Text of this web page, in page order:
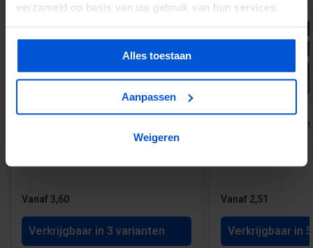
verzameld op basis van uw gebruik van hun services.
Alles toestaan
Aanpassen
Weigeren
Vanaf 3,60
Verkrijgbaar in 3 varianten
Balkdrager zwaar
Vanaf 2,51
Verkrijgbaar in